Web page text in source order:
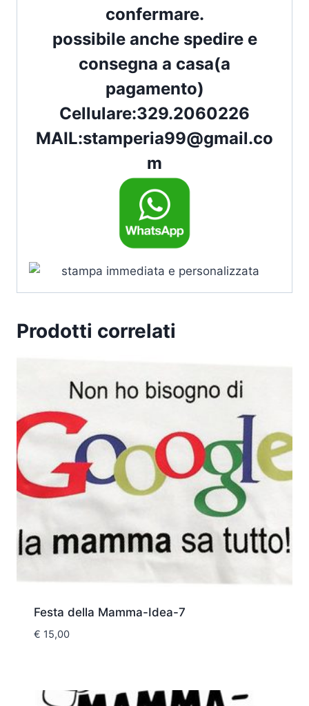
confermare.
possibile anche spedire e
consegna a casa(a
pagamento)
Cellulare:329.2060226
MAIL:stamperia99@gmail.co
m
Prodotti correlati
Festa della Mamma-Idea-7
€ 15,00